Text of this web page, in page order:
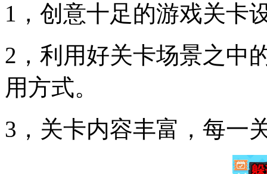
1，创意十足的游戏关卡
2，利用好关卡场景之中
用方式。
3，关卡内容丰富，每一